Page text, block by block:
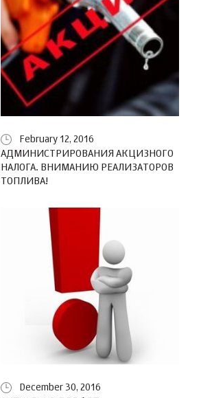
February 12, 2016
АДМИНИСТРИРОВАНИЯ АКЦИЗНОГО
НАЛОГА. ВНИМАНИЮ РЕАЛИЗАТОРОВ
ТОПЛИВА!
December 30, 2016